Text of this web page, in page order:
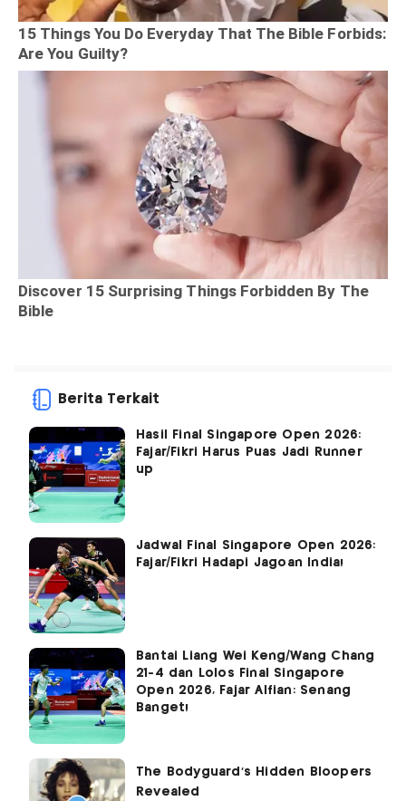
Berita Terkait
Hasil Final Singapore Open 2026:
Fajar/Fikri Harus Puas Jadi Runner
up
Jadwal Final Singapore Open 2026:
Fajar/Fikri Hadapi Jagoan India!
Bantai Liang Wei Keng/Wang Chang
21-4 dan Lolos Final Singapore
Open 2026, Fajar Alfian: Senang
Banget!